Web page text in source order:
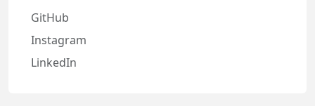
GitHub
Instagram
LinkedIn